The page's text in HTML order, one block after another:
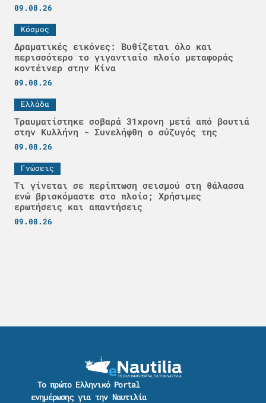
09.08.26
Κόσμος
Δραματικές εικόνες: Βυθίζεται όλο και
περισσότερο το γιγαντιαίο πλοίο μεταφοράς
κοντέινερ στην Κίνα
09.08.26
Ελλάδα
Τραυματίστηκε σοβαρά 31χρονη μετά από βουτιά
στην Κυλλήνη - Συνελήφθη ο σύζυγός της
09.08.26
Γνώσεις
Τι γίνεται σε περίπτωση σεισμού στη θάλασσα
ενώ βρισκόμαστε στο πλοίο; Χρήσιμες
ερωτήσεις και απαντήσεις
09.08.26
Το πρώτο Ελληνικό Portal
ενημέρωσης για την Ναυτιλία